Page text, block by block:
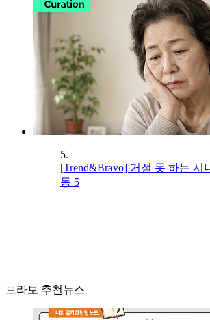
5.
[Trend&Bravo] 거절 못 하는 시
동 5
브라보 추천뉴스